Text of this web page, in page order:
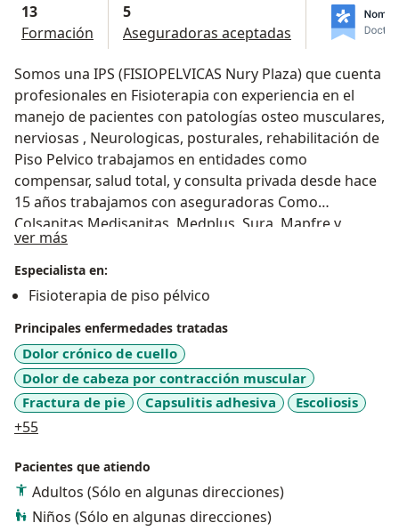
13
Formación
5
Aseguradoras aceptadas
Somos una IPS (FISIOPELVICAS Nury Plaza) que cuenta
profesionales en Fisioterapia con experiencia en el
manejo de pacientes con patologías osteo musculares,
nerviosas , Neurologicas, posturales, rehabilitación de
Piso Pelvico trabajamos en entidades como
compensar, salud total, y consulta privada desde hace
15 años trabajamos con aseguradoras Como
Colsanitas,Medisanitas, Medplus, Sura, Mapfre y
Colpatria, pacientes particulares , atiendemos
pacientes con patologias de columna, hombro, codo,
mano, Rodilla, esguince de tobillo, fracturas,
posoperatorios, patologías Neurologicas en adultos y
niños , somos especialistas en Rehabilitacion de Piso
Pelvico ( pacientes con problemas de incontinencia
urinaria, fecal , posparto y ejercicio en el embarazo)
con 11 años de experiencia, con convenio con las
entidades ante mencionadas y pacientes particulares
ver más
Especialista en:
Fisioterapia de piso pélvico
Principales enfermedades tratadas
Dolor crónico de cuello
Dolor de cabeza por contracción muscular
Fractura de pie
Capsulitis adhesiva Escoliosis
+55a11y_sr_more_diseases
Pacientes que atiendo
Adultos (Sólo en algunas direcciones)
Niños (Sólo en algunas direcciones)